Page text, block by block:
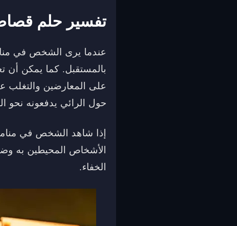
تفسير حلم
عندما يرى الشخص في
بالمستقبل. كما يمكن أن
على المعارضين والتغلب
حول الرائي يدفعونه نحو
إذا شاهد الشخص في
الأشخاص المحيطين به
الخفاء.